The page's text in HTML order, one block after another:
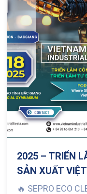
2025 – TRIỂN
SẢN XUẤT
🔥 SEPRO ECO